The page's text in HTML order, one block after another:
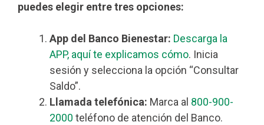
puedes elegir entre tres opciones:
App del Banco Bienestar: Descarga la
APP, aquí te explicamos cómo. Inicia
sesión y selecciona la opción “Consultar
Saldo”.
Llamada telefónica: Marca al 800-900-
2000 teléfono de atención del Banco.